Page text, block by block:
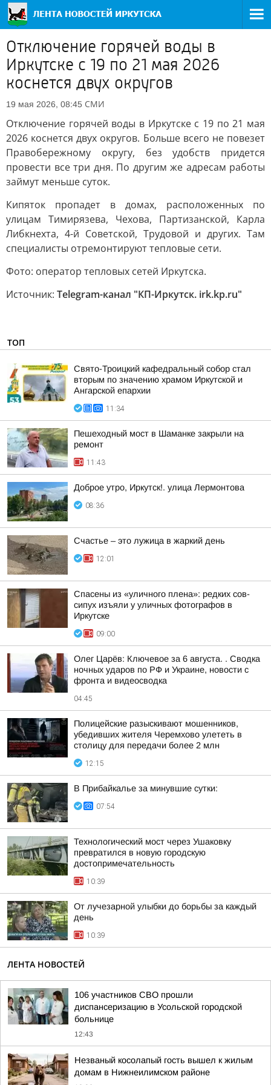
Отключение горячей воды в
Иркутске с 19 по 21 мая 2026
коснется двух округов
19 мая 2026, 08:45 СМИ
Отключение горячей воды в Иркутске с 19 по 21 мая
2026 коснется двух округов. Больше всего не повезет
Правобережному округу, без удобств придется
провести все три дня. По другим же адресам работы
займут меньше суток.
Кипяток пропадет в домах, расположенных по
улицам Тимирязева, Чехова, Партизанской, Карла
Либкнехта, 4-й Советской, Трудовой и других. Там
специалисты отремонтируют тепловые сети.
Фото: оператор тепловых сетей Иркутска.
Источник: Telegram-канал "КП-Иркутск. irk.kp.ru"
ТОП
Свято-Троицкий кафедральный собор стал
вторым по значению храмом Иркутской и
Ангарской епархии
11:34
Пешеходный мост в Шаманке закрыли на
ремонт
11:43
Доброе утро, Иркутск!. улица Лермонтова
08:36
Счастье – это лужица в жаркий день
12:01
Спасены из «уличного плена»: редких сов-
сипух изъяли у уличных фотографов в
Иркутске
09:00
Олег Царёв: Ключевое за 6 августа. . Сводка
ночных ударов по РФ и Украине, новости с
фронта и видеосводка
04:45
Полицейские разыскивают мошенников,
убедивших жителя Черемхово улететь в
столицу для передачи более 2 млн
12:15
В Прибайкалье за минувшие сутки:
07:54
Технологический мост через Ушаковку
превратился в новую городскую
достопримечательность
10:39
От лучезарной улыбки до борьбы за каждый
день
10:39
ЛЕНТА НОВОСТЕЙ
106 участников СВО прошли
диспансеризацию в Усольской городской
больнице
12:43
Незваный косолапый гость вышел к жилым
домам в Нижнеилимском районе